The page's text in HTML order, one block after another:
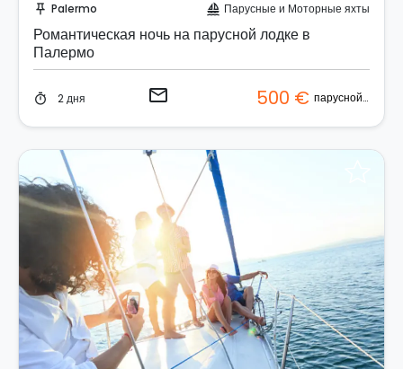
push_pin Palermo sailing Парусные и Моторные яхты
Романтическая ночь на парусной лодке в
Палермо
timer 2 дня email 500 € парусной лодке